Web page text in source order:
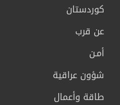
كوردستان
عن قرب
أمـن
شؤون عراقية
طاقة وأعمال